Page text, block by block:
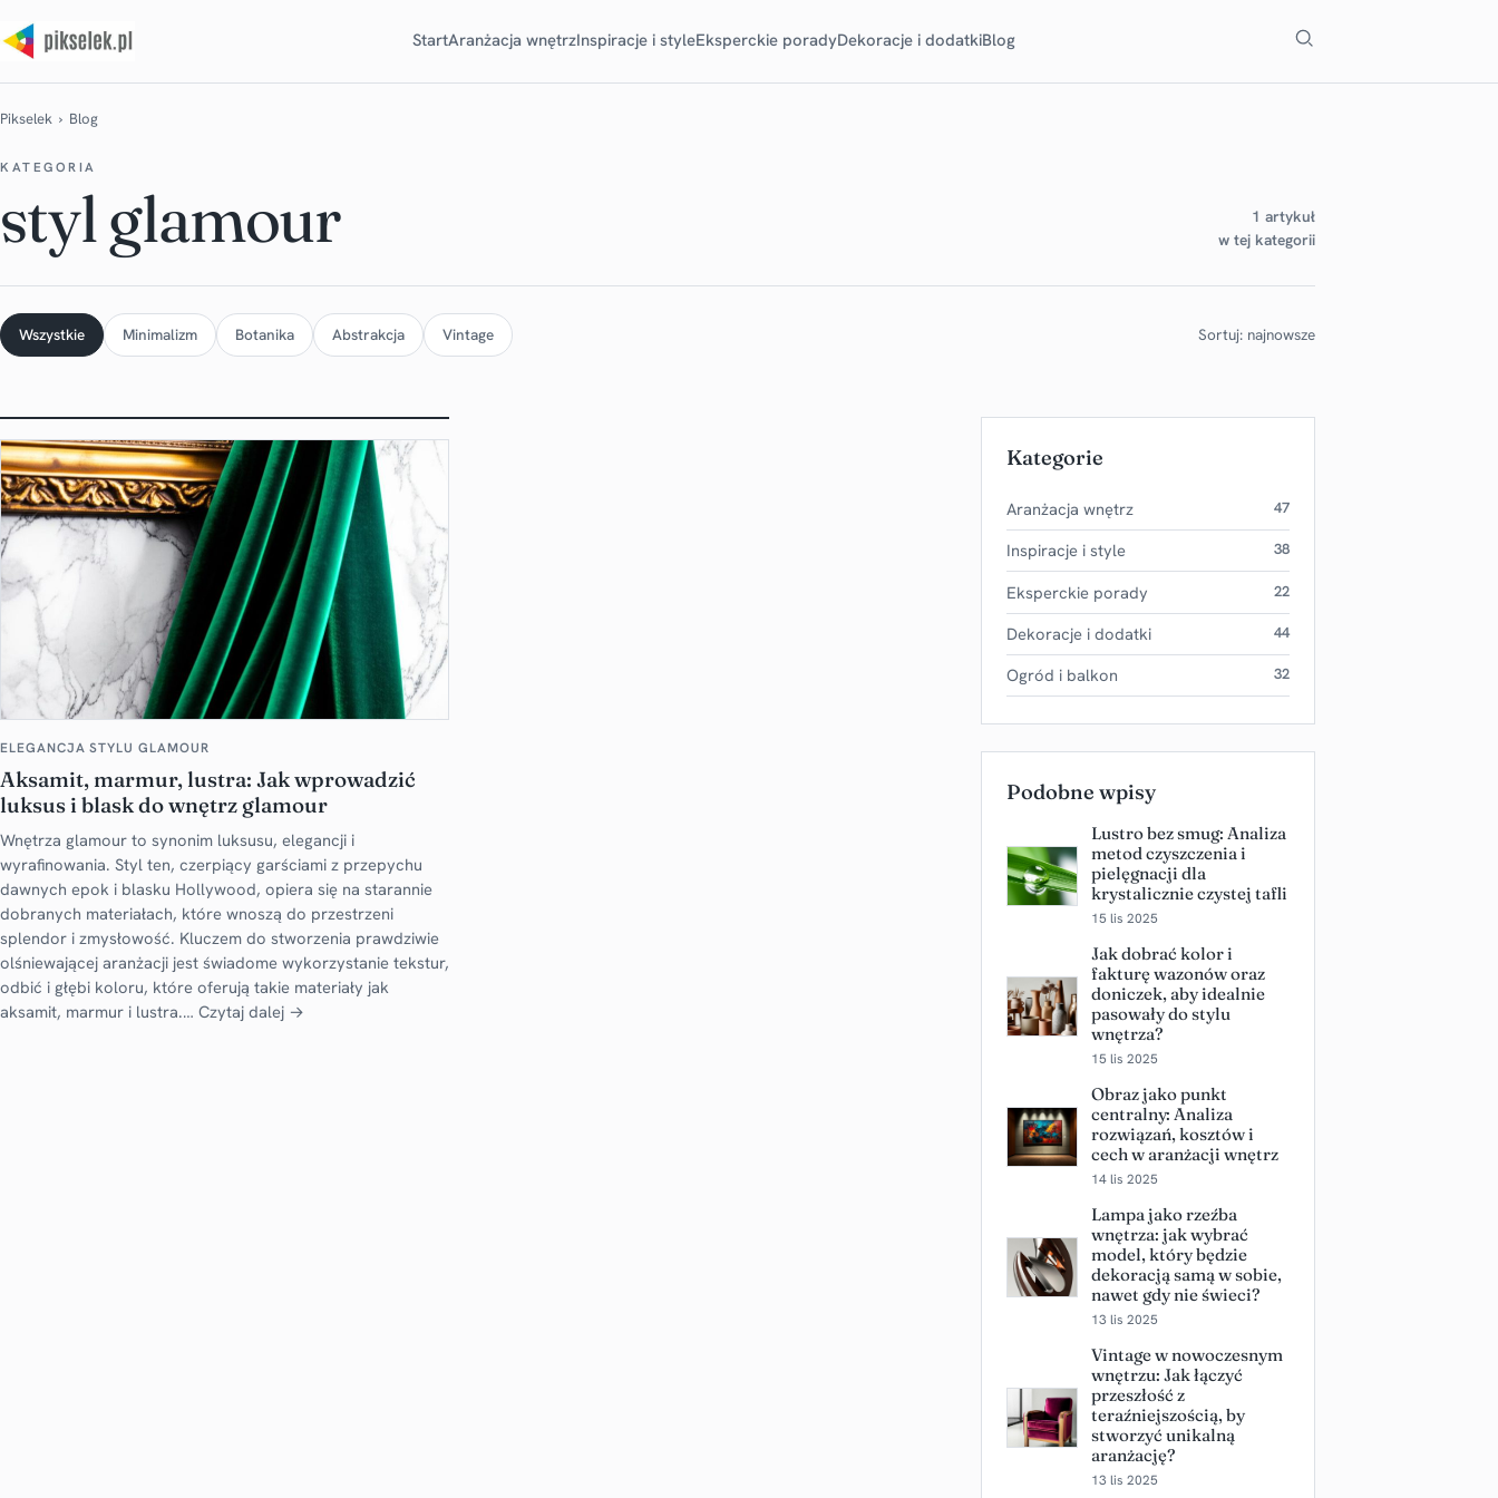
StartAranżacja wnętrzInspiracje i styleEksperckie poradyDekoracje i dodatkiBlog
Pikselek › Blog
KATEGORIA
styl glamour
1 artykuł
w tej kategorii
Wszystkie Minimalizm Botanika Abstrakcja Vintage Sortuj: najnowsze
ELEGANCJA STYLU GLAMOUR
Aksamit, marmur, lustra: Jak wprowadzić
luksus i blask do wnętrz glamour
Wnętrza glamour to synonim luksusu, elegancji i
wyrafinowania. Styl ten, czerpiący garściami z przepychu
dawnych epok i blasku Hollywood, opiera się na starannie
dobranych materiałach, które wnoszą do przestrzeni
splendor i zmysłowość. Kluczem do stworzenia prawdziwie
olśniewającej aranżacji jest świadome wykorzystanie tekstur,
odbić i głębi koloru, które oferują takie materiały jak
aksamit, marmur i lustra.… Czytaj dalej →
Kategorie
Aranżacja wnętrz 47
Inspiracje i style 38
Eksperckie porady 22
Dekoracje i dodatki 44
Ogród i balkon 32
Podobne wpisy
Lustro bez smug: Analiza
metod czyszczenia i
pielęgnacji dla
krystalicznie czystej tafli
15 lis 2025
Jak dobrać kolor i
fakturę wazonów oraz
doniczek, aby idealnie
pasowały do stylu
wnętrza?
15 lis 2025
Obraz jako punkt
centralny: Analiza
rozwiązań, kosztów i
cech w aranżacji wnętrz
14 lis 2025
Lampa jako rzeźba
wnętrza: jak wybrać
model, który będzie
dekoracją samą w sobie,
nawet gdy nie świeci?
13 lis 2025
Vintage w nowoczesnym
wnętrzu: Jak łączyć
przeszłość z
teraźniejszością, by
stworzyć unikalną
aranżację?
13 lis 2025